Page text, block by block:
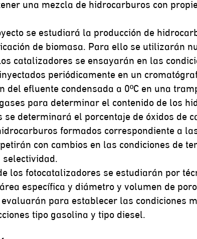
una mezcla de hidrocarburos con
se estudiará la producción de
de biomasa. Para ello se utilizarán
catalizadores se ensayarán en las
periódicamente en un
del efluente condensada a 0ºC en una
para determinar el contenido de los
se determinará el porcentaje de óxidos de
formados correspondiente a las
con cambios en las condiciones de
selectividad.
los fotocatalizadores se estudiarán por
específica y diámetro y volumen de
para establecer las condiciones
tipo gasolina y tipo diesel.